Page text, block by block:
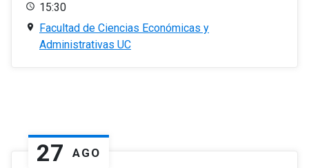
15:30
Facultad de Ciencias Económicas y
Administrativas UC
27 AGO